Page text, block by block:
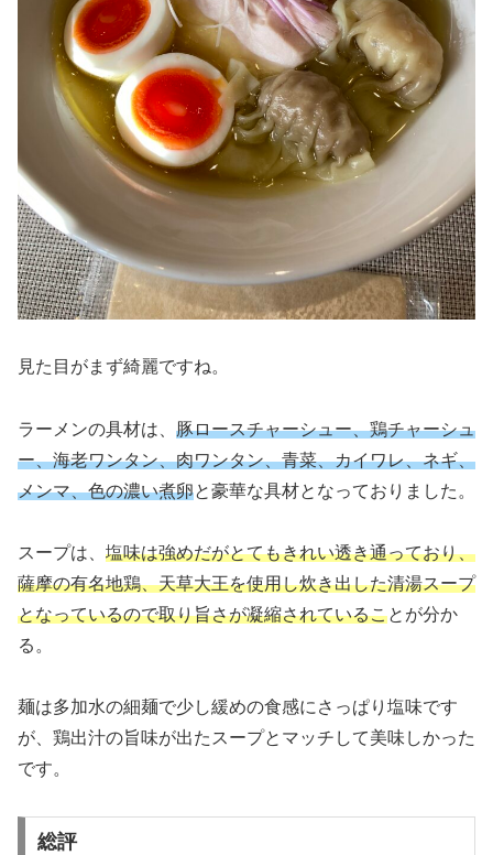
見た目がまず綺麗ですね。
ラーメンの具材は、 豚ロースチャーシュー、鶏チャーシュ
ー、海老ワンタン、肉ワンタン、青菜、カイワレ、ネギ、
メンマ、色の濃い煮卵と豪華な具材となっておりました。
スープは、 塩味は強めだがとてもきれい透き通っており、
薩摩の有名地鶏、天草大王を使用し炊き出した清湯スープ
となっているので取り旨さが凝縮されていることが分か
る。
麺は多加水の細麺で少し緩めの食感にさっぱり塩味です
が、鶏出汁の旨味が出たスープとマッチして美味しかった
です。
総評